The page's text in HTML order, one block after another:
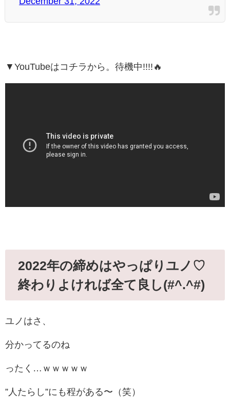
▼YouTubeはコチラから。待機中!!!!🔥
2022年の締めはやっぱりユノ♡
終わりよければ全て良し(#^.^#)
ユノはさ、
分かってるのね
ったく…ｗｗｗｗｗ
”人たらし”にも程がある〜（笑）